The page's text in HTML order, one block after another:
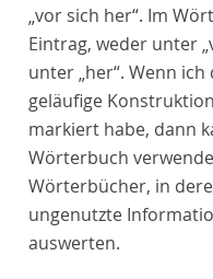
„vor sich her“. Im
Eintrag, weder unter
unter „her“. Wenn
geläufige
markiert habe, dann
Wörterbuch
Wörterbücher, in
ungenutzte
auswerten.